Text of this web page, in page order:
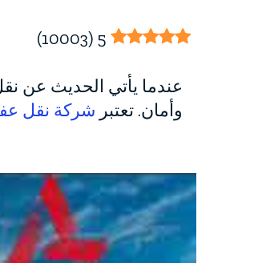
5
(
10003
)
عندما يأتي الحديث عن
وأمان. تعتبر شركة نقل